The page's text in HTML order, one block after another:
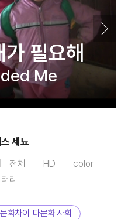
필요해
Me
세뇨
전체 HD
color
리
문화차이. 다문화 사회